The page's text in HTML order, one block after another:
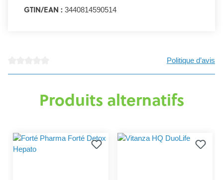
GTIN/EAN : 3440814590514
Politique d’avis
Produits alternatifs